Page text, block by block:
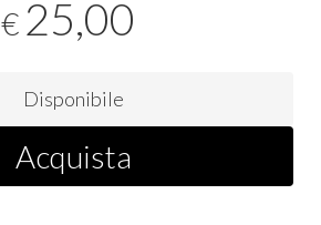
€ 25,00
Disponibile
Acquista